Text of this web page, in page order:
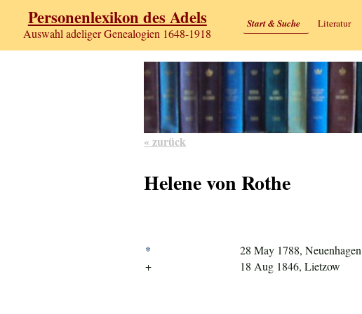
Personenlexikon des Adels
Auswahl adeliger Genealogien 1648-1918
Start & Suche Literatur
« zurück
Helene von Rothe
*
28 May 1788, Neuenhagen
+
18 Aug 1846, Lietzow